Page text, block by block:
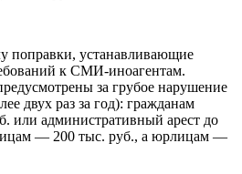
поправки, устанавливающие
к СМИ-иноагентам.
за грубое нарушение
двух раз за год): гражданам
или административный арест до
— 200 тыс. руб., а юрлицам —